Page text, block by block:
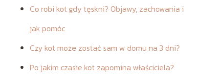
Co robi kot gdy tęskni? Objawy, zachowania i
jak pomóc
Czy kot może zostać sam w domu na 3 dni?
Po jakim czasie kot zapomina właściciela?